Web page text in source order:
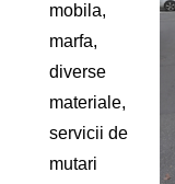
mobila,
marfa,
diverse
materiale,
servicii de
mutari